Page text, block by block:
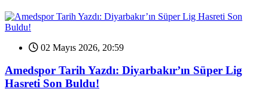
02 Mayıs 2026, 20:59
Amedspor Tarih Yazdı: Diyarbakır’ın Süper Lig
Hasreti Son Buldu!